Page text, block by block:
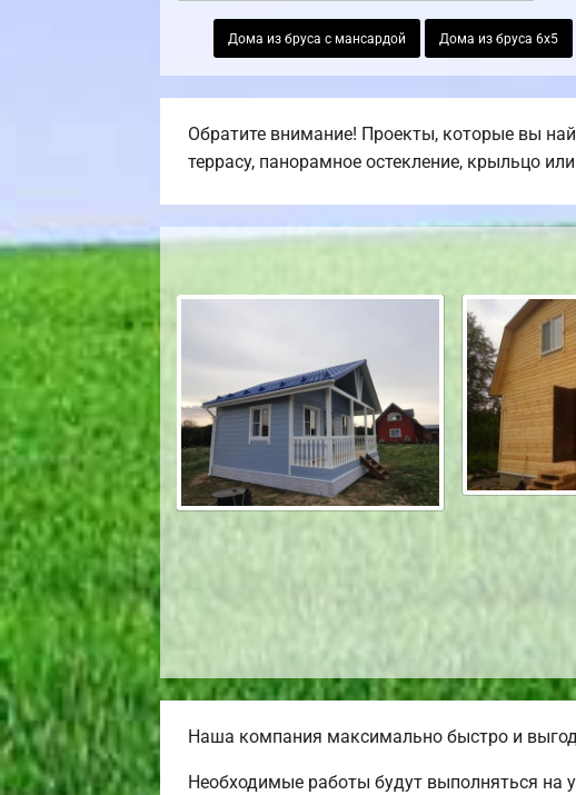
Дома из бруса с мансардой Дома из бруса 6х5
Обратите внимание! Проекты, которые вы
террасу, панорамное остекление, крыльцо
Наша компания максимально быстро и
Необходимые работы будут выполняться на